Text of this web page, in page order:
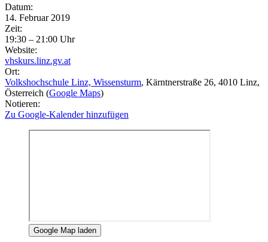
Eventdetails
Datum:
14. Februar 2019
Zeit:
19:30 – 21:00 Uhr
Website:
vhskurs.linz.gv.at
Ort:
Volkshochschule Linz, Wissensturm, Kärntnerstraße 26, 4010 Linz,
Österreich (Google Maps)
Notieren:
Zu Google-Kalender hinzufügen
Google Map laden